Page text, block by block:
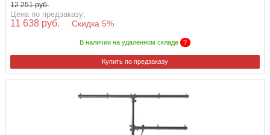
12 251 руб.
Цена по предзаказу:
11 638 руб. Скидка 5%
В наличии на удаленном складе ?
Купить по предзаказу